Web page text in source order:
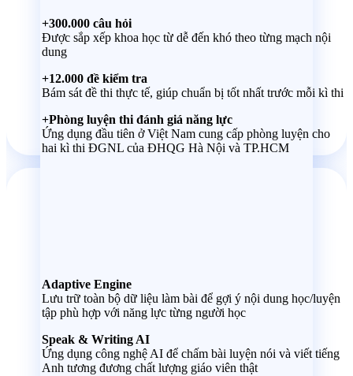
+300.000 câu hỏi
Được sắp xếp khoa học từ dễ đến khó theo từng mạch nội
dung
+12.000 đề kiểm tra
Bám sát đề thi thực tế, giúp chuẩn bị tốt nhất trước mỗi kì thi
+Phòng luyện thi đánh giá năng lực
Ứng dụng đầu tiên ở Việt Nam cung cấp phòng luyện cho
hai kì thi ĐGNL của ĐHQG Hà Nội và TP.HCM
Adaptive Engine
Lưu trữ toàn bộ dữ liệu làm bài để gợi ý nội dung học/luyện
tập phù hợp với năng lực từng người học
Speak & Writing AI
Ứng dụng công nghệ AI để chấm bài luyện nói và viết tiếng
Anh tương đương chất lượng giáo viên thật